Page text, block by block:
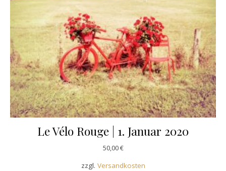
Le Vélo Rouge | 1. Januar 2020
50,00€
zzgl. Versandkosten